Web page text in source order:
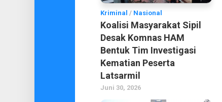
Kriminal / Nasional
Koalisi Masyarakat Sipil
Desak Komnas HAM
Bentuk Tim Investigasi
Kematian Peserta
Latsarmil
Juni 30, 2026